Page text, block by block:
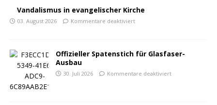
Vandalismus in evangelischer Kirche
03. August 2026 Kommentare deaktiviert
Offizieller Spatenstich für Glasfaser-
Ausbau
30. Juli 2026 Kommentare deaktiviert